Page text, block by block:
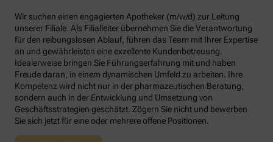
Wir suchen einen engagierten Apotheker (m/w/d) zur Leitung
unserer Filiale. Als Filialleiter übernehmen Sie die Verantwortung
für den reibungslosen Ablauf, führen das Team mit Ihrer Expertise
an und gewährleisten eine exzellente Kundenbetreuung.
Idealerweise bringen Sie Führungserfahrung mit und haben
Freude daran, in einem dynamischen Umfeld zu arbeiten. Ihre
Kompetenz wird nicht nur in der pharmazeutischen Beratung,
sondern auch in der Entwicklung und Umsetzung von
Geschäftsstrategien geschätzt. Zögern Sie nicht und bewerben
Sie sich jetzt für eine oder mehrere offene Positionen.